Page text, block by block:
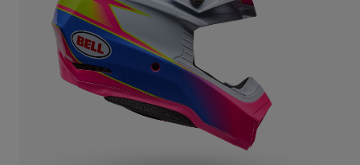
Adventure
Rétro
Pièces détachées
Urbain
BMX
Pièces détachées